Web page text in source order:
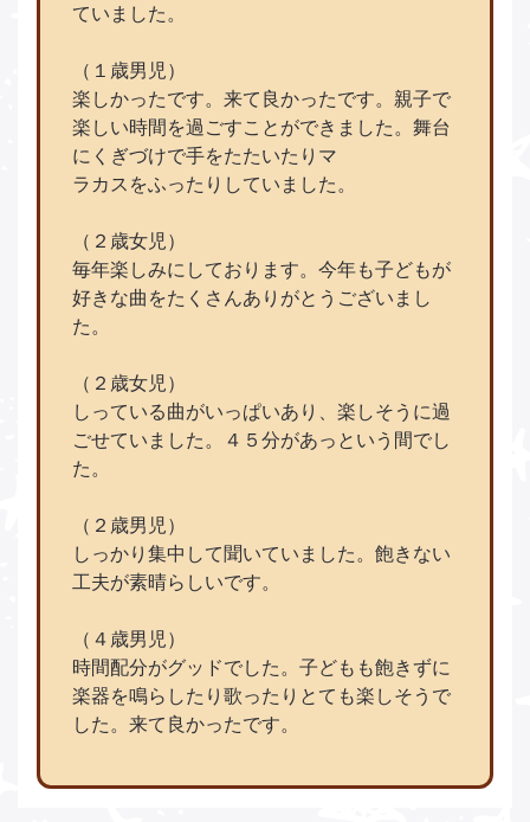
ていました。
（１歳男児）
楽しかったです。来て良かったです。親子で
楽しい時間を過ごすことができました。舞台
にくぎづけで手をたたいたりマ
ラカスをふったりしていました。
（２歳女児）
毎年楽しみにしております。今年も子どもが
好きな曲をたくさんありがとうございまし
た。
（２歳女児）
しっている曲がいっぱいあり、楽しそうに過
ごせていました。４５分があっという間でし
た。
（２歳男児）
しっかり集中して聞いていました。飽きない
工夫が素晴らしいです。
（４歳男児）
時間配分がグッドでした。子どもも飽きずに
楽器を鳴らしたり歌ったりとても楽しそうで
した。来て良かったです。